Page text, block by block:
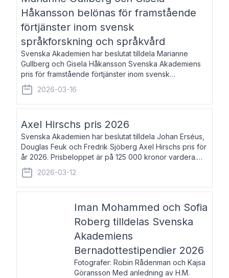
Håkansson belönas för framstående
förtjänster inom svensk
språkforskning och språkvård
Svenska Akademien har beslutat tilldela Marianne
Gullberg och Gisela Håkansson Svenska Akademiens
pris för framstående förtjänster inom svensk
språkforskning och språkvård till minne av Carl Gabriel
och Karin Forsberg för år 2026. Prissumma
2026-03-16
Axel Hirschs pris 2026
Svenska Akademien har beslutat tilldela Johan Erséus,
Douglas Feuk och Fredrik Sjöberg Axel Hirschs pris för
år 2026. Prisbeloppet är på 125 000 kronor vardera.
Johan Erséus, född 1959, är fackboksförfattare och
journalist med mångårigt för
2026-03-12
Iman Mohammed och Sofia
Roberg tilldelas Svenska
Akademiens
Bernadottestipendier 2026
Fotografer: Robin Rådenman och Kajsa
Göransson Med anledning av H.M.